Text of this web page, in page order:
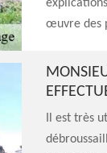
œuvre des
Il est très